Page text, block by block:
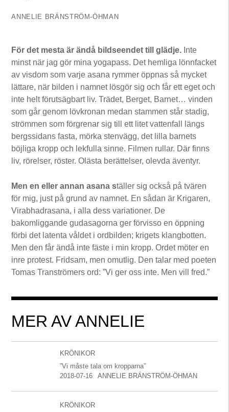
ANNELIE BRÄNSTRÖM-ÖHMAN
För det mesta är ändå bildseendet till glädje. Inte
minst när jag gör mina yogapass. Det hemliga lönnfacket
av visdom som varje asana rymmer öppnas så mycket
lättare, när bilden i namnet lösgör sig och får ett eget och
inte helt förutsägbart liv. Trädet, Berget, Barnet… vinden
som går genom lövkronan medan stammen står stadig,
strömmen som förgrenar sig till ett litet vattenfall längs
bergssidans fasta, mörka stenvägg, det lilla barnets
böjliga kropp och lekfulla sinne. Filmen rullar. Där finns
liv, rörelser, röster. Olästa berättelser, olevda äventyr.
Men en eller annan asana ställer sig också på tvären
för mig, just på grund av namnet. En sådan är Krigaren,
Virabhadrasana, i alla dess variationer. De
bakomliggande gudasagorna ger förvisso en öppning
förbi det latenta våldet i ordbilden; krigets klangbotten.
Men den får ändå inte fäste i min kropp. Ordet möter en
inre protest. Fridsam, men omutlig. Den talar med poeten
Tomas Tranströmers ord: ”Vi ger oss inte. Men vill fred.”
MER AV ANNELIE
KRÖNIKOR
”Vi måste tala om kropparna”
2018-07-16
ANNELIE BRÄNSTRÖM-ÖHMAN
KRÖNIKOR